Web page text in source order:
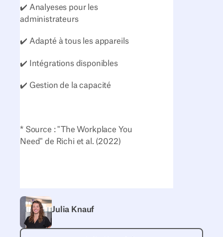
✔️ Analyeses pour les
administrateurs
✔️ Adapté à tous les appareils
✔️ Intégrations disponibles
✔️ Gestion de la capacité
* Source : "The Workplace You
Need" de Richi et al. (2022)
Julia Knauf